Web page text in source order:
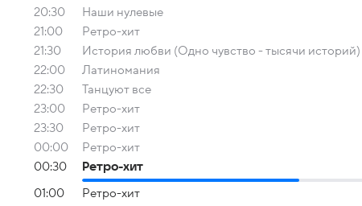
20:30
Наши нулевые
21:00
Ретро-хит
21:30
История любви (Одно чувство - тысячи историй)
22:00
Латиномания
22:30
Танцуют все
23:00
Ретро-хит
23:30
Ретро-хит
00:00
Ретро-хит
00:30
Ретро-хит
01:00
Ретро-хит